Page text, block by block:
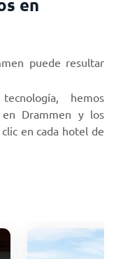
puede resultar
hemos
Drammen y los
en cada hotel de